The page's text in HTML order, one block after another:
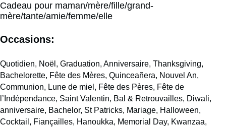
Cadeau pour maman/mère/fille/grand-
mère/tante/amie/femme/elle
Occasions:
Quotidien, Noël, Graduation, Anniversaire, Thanksgiving,
Bachelorette, Fête des Mères, Quinceañera, Nouvel An,
Communion, Lune de miel, Fête des Pères, Fête de
l’Indépendance, Saint Valentin, Bal & Retrouvailles, Diwali,
anniversaire, Bachelor, St Patricks, Mariage, Halloween,
Cocktail, Fiançailles, Hanoukka, Memorial Day, Kwanzaa,